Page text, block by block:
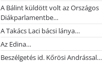
A Bálint küldött volt az Országos
Diákparlamentbe…
A Takács Laci bácsi lánya…
Az Edina…
Beszélgetés id. Kőrösi Andrással…